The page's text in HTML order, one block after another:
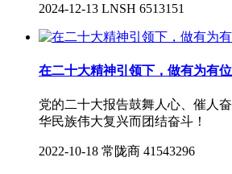
2024-12-13 LNSH 6513151
在二十大精神引领下，做有为有
党的二十大报告鼓舞人心、催人
华民族伟大复兴而团结奋斗！
2022-10-18 常陇商 41543296